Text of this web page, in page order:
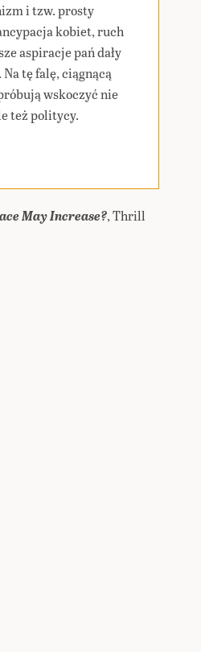
i tzw. prosty
kobiet, ruch
aspiracje pań dały
tę falę, ciągnącą
wskoczyć nie
też politycy.
May Increase?, Thrill